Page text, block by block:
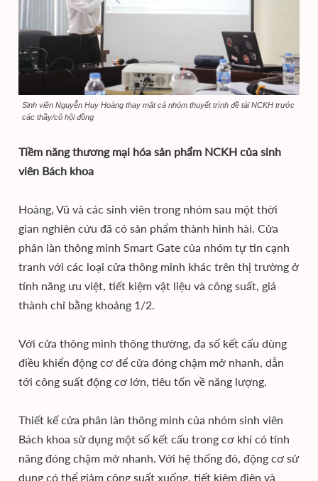
Sinh viên Nguyễn Huy Hoàng thay mặt cả nhóm thuyết trình đề tài NCKH trước
các thầy/cô hội đồng
Tiềm năng thương mại hóa sản phẩm NCKH của sinh
viên Bách khoa
Hoàng, Vũ và các sinh viên trong nhóm sau một thời
gian nghiên cứu đã có sản phẩm thành hình hài. Cửa
phân làn thông minh Smart Gate của nhóm tự tin cạnh
tranh với các loại cửa thông minh khác trên thị trường ở
tính năng ưu việt, tiết kiệm vật liệu và công suất, giá
thành chỉ bằng khoảng 1/2.
Với cửa thông minh thông thường, đa số kết cấu dùng
điều khiển động cơ để cửa đóng chậm mở nhanh, dẫn
tới công suất động cơ lớn, tiêu tốn về năng lượng.
Thiết kế cửa phân làn thông minh của nhóm sinh viên
Bách khoa sử dụng một số kết cấu trong cơ khí có tính
năng đóng chậm mở nhanh. Với hệ thống đó, động cơ sử
dụng có thể giảm công suất xuống, tiết kiệm điện và